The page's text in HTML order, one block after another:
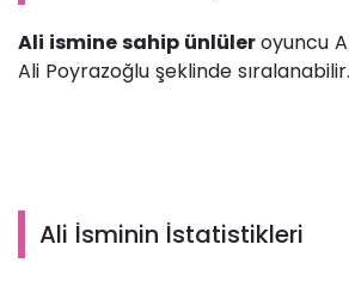
Ali ismine sahip ünlüleroyuncu
Ali Poyrazoğlu şeklinde sıralanabilir.
Ali İsminin İstatistikleri